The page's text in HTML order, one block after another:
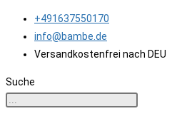
Zum
Inhalt
springen
+491637550170
info@bambe.de
Versandkostenfrei nach DEU
Suche